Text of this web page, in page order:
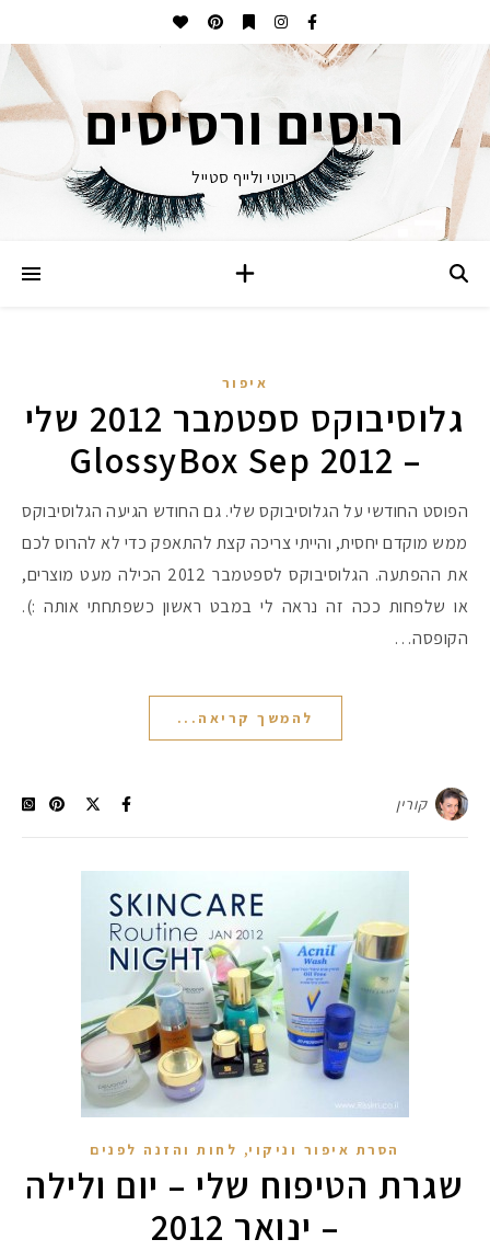
ריסים ורסיסים
ביוטי ולייף סטייל
איפור
גלוסיבוקס ספטמבר 2012 שלי
– GlossyBox Sep 2012
הפוסט החודשי על הגלוסיבוקס שלי. גם החודש הגיעה הגלוסיבוקס
ממש מוקדם יחסית, והייתי צריכה קצת להתאפק כדי לא להרוס לכם
את ההפתעה. הגלוסיבוקס לספטמבר 2012 הכילה מעט מוצרים,
או שלפחות ככה זה נראה לי במבט ראשון כשפתחתי אותה :).
הקופסה…
להמשך קריאה...
קורין
הסרת איפור וניקוי, לחות והזנה לפנים
שגרת הטיפוח שלי – יום ולילה
– ינואר 2012